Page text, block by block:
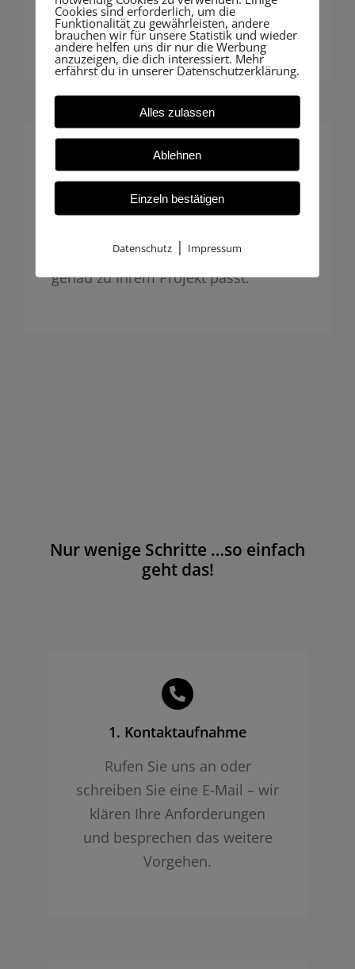
zukunftssicher.
Individuelle Betreuung
Insbesondere Hausbauer profitieren
Maßgeschneiderte Begleitung, die
genau zu Ihrem Projekt passt.
Nur wenige Schritte …so einfach
geht das!
1. Kontaktaufnahme
Rufen Sie uns an oder
schreiben Sie eine E-Mail – wir
klären Ihre Anforderungen
und besprechen das weitere
Vorgehen.
Cookies sind erforderlich, um die
Funktionalität zu gewährleisten, andere
brauchen wir für unsere Statistik und wieder
andere helfen uns dir nur die Werbung
anzuzeigen, die dich interessiert. Mehr
erfährst du in unserer Datenschutzerklärung.
Alles zulassen
Ablehnen
Einzeln bestätigen
Datenschutz | Impressum